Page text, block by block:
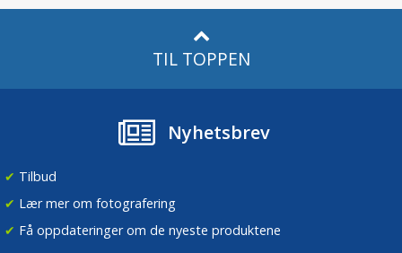
TIL TOPPEN
Nyhetsbrev
✔ Tilbud
✔ Lær mer om fotografering
✔ Få oppdateringer om de nyeste produktene